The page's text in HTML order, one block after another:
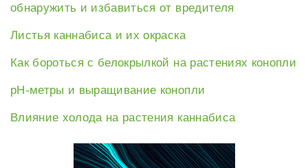
обнаружить и избавиться от вредителя
Листья каннабиса и их окраска
Как бороться с белокрылкой на растениях конопли
рН-метры и выращивание конопли
Влияние холода на растения каннабиса